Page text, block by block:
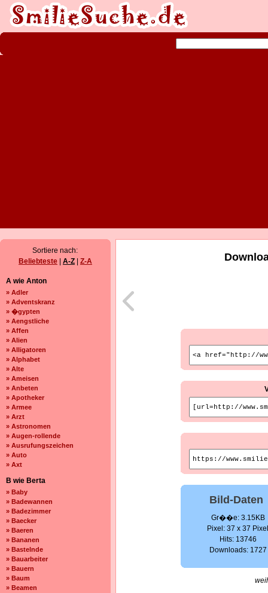
Sortiere nach:
Beliebteste
A-Z Z-A
A wie Anton
» Adler
» Adventskranz
» �gypten
» Aengstliche
» Affen
» Alien
» Alligatoren
» Alphabet
» Alte
» Ameisen
» Anbeten
» Apotheker
» Armee
» Arzt
» Astronomen
» Augen-rollende
» Ausrufungszeichen
» Auto
» Axt
B wie Berta
» Baby
» Badewannen
» Badezimmer
» Baecker
» Baeren
» Bananen
» Bastelnde
» Bauarbeiter
» Bauern
» Baum
» Beamen
Bild-Daten
Gr��e: 3.15KB
Pixel: 37 x 37
Hits: 13746
Downloads: 1727